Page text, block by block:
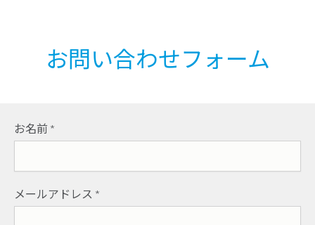
お問い合わせフォーム
お名前 *
メールアドレス *